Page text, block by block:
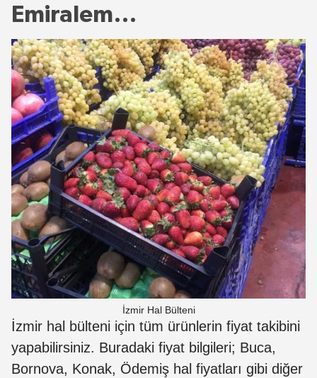
Emiralem…
İzmir Hal Bülteni
İzmir hal bülteni için tüm ürünlerin fiyat takibini
yapabilirsiniz. Buradaki fiyat bilgileri; Buca,
Bornova, Konak, Ödemiş hal fiyatları gibi diğer